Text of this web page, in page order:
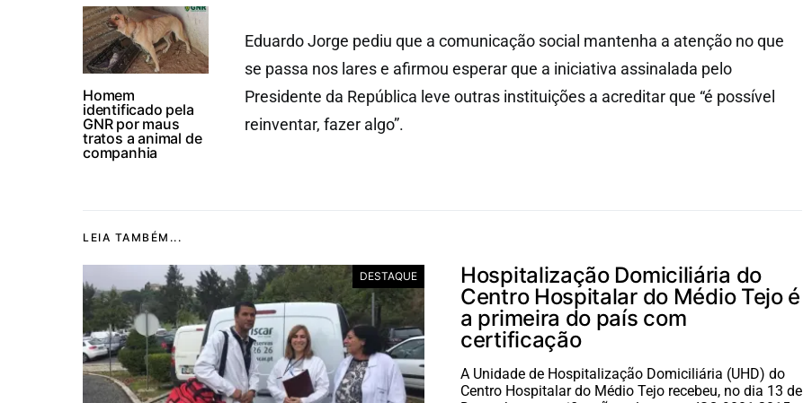
Homem
identificado pela
GNR por maus
tratos a animal de
companhia
Eduardo Jorge pediu que a comunicação social mantenha a atenção no que
se passa nos lares e afirmou esperar que a iniciativa assinalada pelo
Presidente da República leve outras instituições a acreditar que “é possível
reinventar, fazer algo”.
LEIA TAMBÉM...
DESTAQUE
Hospitalização Domiciliária do
Centro Hospitalar do Médio Tejo é
a primeira do país com
certificação
A Unidade de Hospitalização Domiciliária (UHD) do
Centro Hospitalar do Médio Tejo recebeu, no dia 13 de